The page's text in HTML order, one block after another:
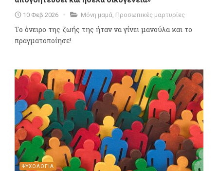
10 Φεβ 2026 Μόνη μαμά, Προσωπικές μαρτυρίες
Το όνειρο της ζωής της ήταν να γίνει μανούλα και το
πραγματοποίησε!
ΨΥΧΟΛΟΓΙΑ